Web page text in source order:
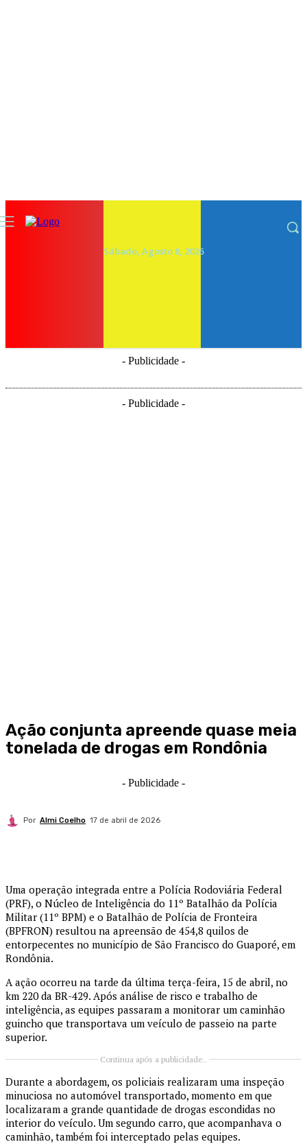
Sábado, Agosto 8, 2026
- Publicidade -
- Publicidade -
Ação conjunta apreende quase meia
tonelada de drogas em Rondônia
- Publicidade -
Por Almi Coelho 17 de abril de 2026
Uma operação integrada entre a Polícia Rodoviária Federal
(PRF), o Núcleo de Inteligência do 11º Batalhão da Polícia
Militar (11º BPM) e o Batalhão de Polícia de Fronteira
(BPFRON) resultou na apreensão de 454,8 quilos de
entorpecentes no município de São Francisco do Guaporé, em
Rondônia.
A ação ocorreu na tarde da última terça-feira, 15 de abril, no
km 220 da BR-429. Após análise de risco e trabalho de
inteligência, as equipes passaram a monitorar um caminhão
guincho que transportava um veículo de passeio na parte
superior.
Continua após a publicidade..
Durante a abordagem, os policiais realizaram uma inspeção
minuciosa no automóvel transportado, momento em que
localizaram a grande quantidade de drogas escondidas no
interior do veículo. Um segundo carro, que acompanhava o
caminhão, também foi interceptado pelas equipes.